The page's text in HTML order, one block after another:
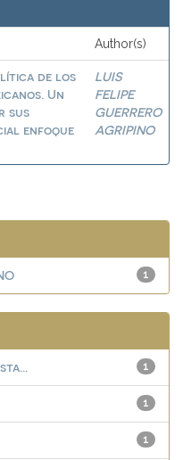
Author(s)
de los
Un
sus
enfoque
LUIS
FELIPE
GUERRERO
AGRIPINO
1
1
1
1